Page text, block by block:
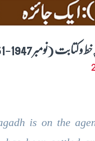
1947-1951): ایک جائزہ
is on the